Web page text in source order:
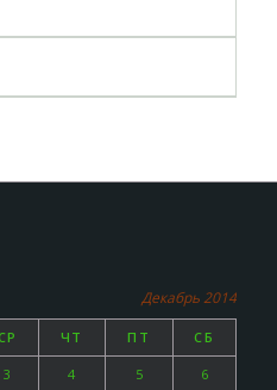
Декабрь 2014
ЧТ ПТ СБ
3 4 5 6